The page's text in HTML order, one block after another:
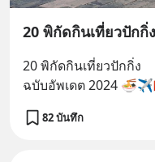
20 พิกัดกินเที่ยวปัก
20 พิกัดกินเที่ยวปักกิ่ง
ฉบับอัพเดต 2024
82 บันทึก